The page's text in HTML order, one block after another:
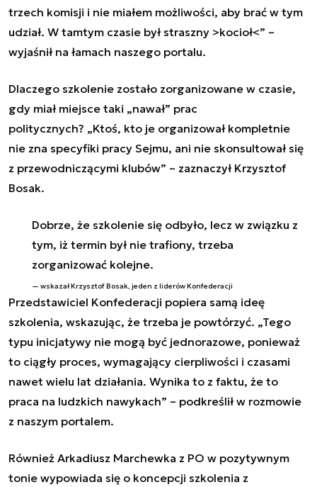
trzech komisji i nie miałem możliwości, aby brać w tym
udział. W tamtym czasie był straszny >kocioł<” –
wyjaśnił na łamach naszego portalu.
Dlaczego szkolenie zostało zorganizowane w czasie,
gdy miał miejsce taki „nawał” prac
politycznych? „Ktoś, kto je organizował kompletnie
nie zna specyfiki pracy Sejmu, ani nie skonsultował się
z przewodniczącymi klubów” – zaznaczył Krzysztof
Bosak.
Dobrze, że szkolenie się odbyło, lecz w związku z
tym, iż termin był nie trafiony, trzeba
zorganizować kolejne.
wskazał Krzysztof Bosak, jeden z liderów Konfederacji
Przedstawiciel Konfederacji popiera samą ideę
szkolenia, wskazując, że trzeba je powtórzyć. „Tego
typu inicjatywy nie mogą być jednorazowe, ponieważ
to ciągły proces, wymagający cierpliwości i czasami
nawet wielu lat działania. Wynika to z faktu, że to
praca na ludzkich nawykach” – podkreślił w rozmowie
z naszym portalem.
Również Arkadiusz Marchewka z PO w pozytywnym
tonie wypowiada się o koncepcji szkolenia z